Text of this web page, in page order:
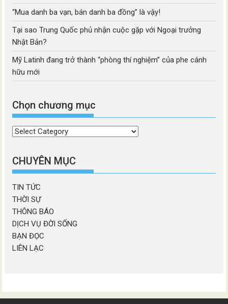
“Mua danh ba vạn, bán danh ba đồng” là vậy!
Tại sao Trung Quốc phủ nhận cuộc gặp với Ngoại trưởng
Nhật Bản?
Mỹ Latinh đang trở thành “phòng thí nghiệm” của phe cánh
hữu mới
Chọn chương mục
Chọn
mục
CHUYÊN MỤC
TIN TỨC
THỜI SỰ
THÔNG BÁO
DỊCH VỤ ĐỜI SỐNG
BẠN ĐỌC
LIÊN LẠC